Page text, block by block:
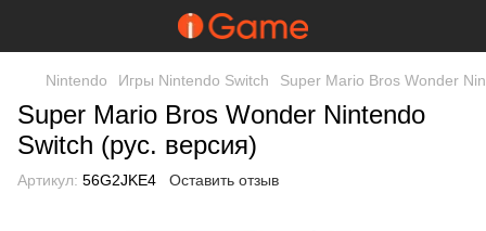
Nintendo Игры Nintendo Switch Super Mario Bros Wonder
Super Mario Bros Wonder Nintendo
Switch (рус. версия)
Артикул: 56G2JKE4 Оставить отзыв